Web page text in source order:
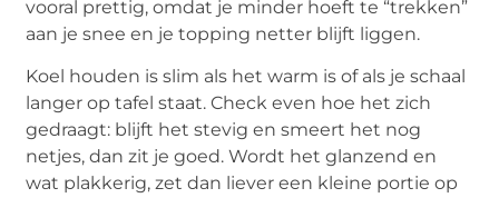
vooral prettig, omdat je minder hoeft te “trekken”
aan je snee en je topping netter blijft liggen.
Koel houden is slim als het warm is of als je schaal
langer op tafel staat. Check even hoe het zich
gedraagt: blijft het stevig en smeert het nog
netjes, dan zit je goed. Wordt het glanzend en
wat plakkerig, zet dan liever een kleine portie op